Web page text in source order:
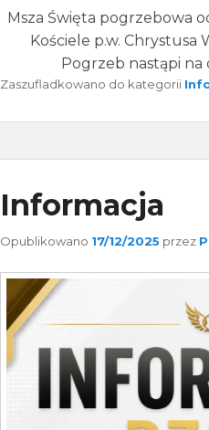
Msza Święta pogrzebowa
Kościele p.w. Chrystusa
Pogrzeb nastąpi
Zaszufladkowano do kategorii
Informacja
Opublikowano 17/12/2025 przez